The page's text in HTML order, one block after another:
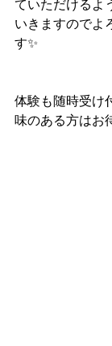
ていただけるよ
いきますのでよ
す✨
体験も随時受け
味のある方はお